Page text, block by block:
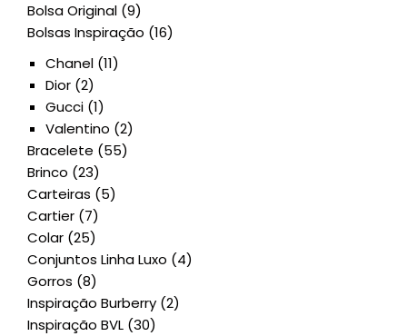
Bolsa Original (9)
Bolsas Inspiração (16)
Chanel (11)
Dior (2)
Gucci (1)
Valentino (2)
Bracelete (55)
Brinco (23)
Carteiras (5)
Cartier (7)
Colar (25)
Conjuntos Linha Luxo (4)
Gorros (8)
Inspiração Burberry (2)
Inspiração BVL (30)